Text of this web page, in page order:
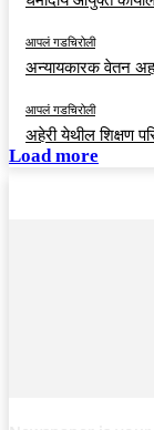
आपलं गडचिरोली
अन्यायकारक वेतन
आपलं गडचिरोली
अहेरी येथील शिक्षण
Load more